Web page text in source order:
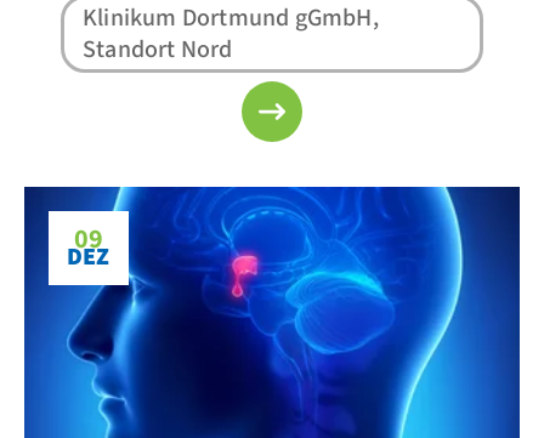
Klinikum Dortmund gGmbH,
Standort Nord
09
DEZ